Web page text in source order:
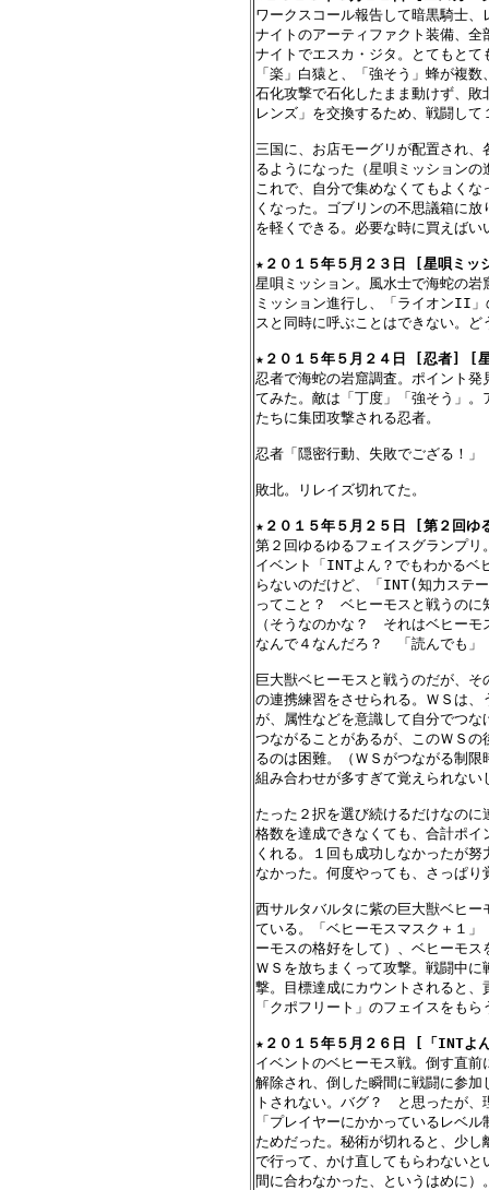
ワークスコール報告して暗黒騎士、
ナイトのアーティファクト装備、
ナイトでエスカ・ジタ。とてもと
「楽」白猿と、「強そう」蜂が複
石化攻撃で石化したまま動けず、
レンズ」を交換するため、戦闘し
三国に、お店モーグリが配置され
るようになった（星唄ミッション
これで、自分で集めなくてもよく
くなった。ゴブリンの不思議箱に
を軽くできる。必要な時に買えば
★ ２０１５年５月２３日 [星唄ミ
星唄ミッション。風水士で海蛇の岩
ミッション進行し、「ライオンII
スと同時に呼ぶことはできない。ど
★ ２０１５年５月２４日 [忍者] [
忍者で海蛇の岩窟調査。ポイント
てみた。敵は「丁度」「強そう」
たちに集団攻撃される忍者。
忍者「隠密行動、失敗でござる！」
敗北。リレイズ切れてた。
★ ２０１５年５月２５日 [第２回ゆ
第２回ゆるゆるフェイスグランプリ
イベント「INTよん？でもわかるベ
らないのだけど、「INT(知力ステ
ってこと？　ベヒーモスと戦うの
（そうなのかな？　それはベヒー
なんで４なんだろ？　「読んでも
巨大獣ベヒーモスと戦うのだが、
の連携練習をさせられる。ＷＳは
が、属性などを意識して自分でつ
つながることがあるが、このＷＳ
るのは困難。（ＷＳがつながる制限
組み合わせが多すぎて覚えられな
たった２択を選び続けるだけなの
格数を達成できなくても、合計ポ
くれる。１回も成功しなかったが
なかった。何度やっても、さっぱ
西サルタバルタに紫の巨大獣ベヒ
ている。「ベヒーモスマスク＋１
ーモスの格好をして）、ベヒーモ
ＷＳを放ちまくって攻撃。戦闘中
撃。目標達成にカウントされると、
「クポフリート」のフェイスをも
★ ２０１５年５月２６日 [「INTよ
イベントのベヒーモス戦。倒す直
解除され、倒した瞬間に戦闘に参
トされない。バグ？　と思ったが、
「プレイヤーにかかっているレベ
ためだった。秘術が切れると、少
で行って、かけ直してもらわない
間に合わなかった、というはめに）